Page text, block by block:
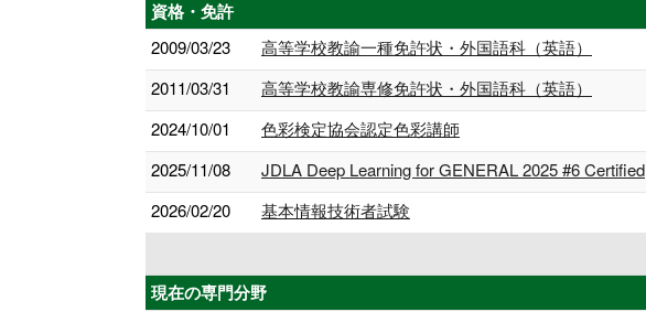
資格・免許
2009/03/23
高等学校教諭一種免許状・外国語科（英語）
2011/03/31
高等学校教諭専修免許状・外国語科（英語）
2024/10/01
色彩検定協会認定色彩講師
2025/11/08
JDLA Deep Learning for GENERAL 2025 #6 Certified
2026/02/20
基本情報技術者試験
現在の専門分野